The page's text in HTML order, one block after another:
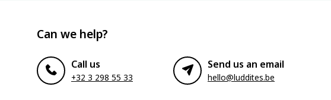
Can we help?
Call us
+32 3 298 55 33
Send us an email
hello@luddites.be